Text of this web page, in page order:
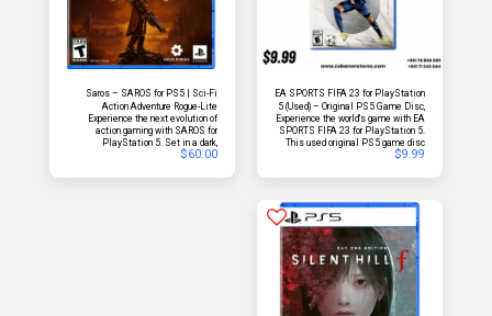
EA SPORTS FIFA 23 for PlayStation
5 (Used) – Original PS5 Game Disc,
English/Arabic, HyperMotion2
Technology
Experience the world's game with EA
SPORTS FIFA 23 for PlayStation 5.
This used original PS5 game disc
features HyperMotion2 Technology,
women's FIFA World Cup™
Team™, Pro Clubs, VOLTA Football™,
and English/Arabic language support.
$9.99
Saros – SAROS for PS5 | Sci-Fi
Action Adventure Rogue-Lite
Experience
Experience the next evolution of
action gaming with SAROS for
PlayStation 5. Set in a dark,
atmospheric sci-fi universe, SAROS
replayability, and a deeply
$60.00